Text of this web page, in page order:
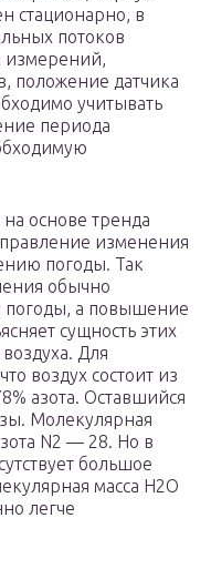
стационарно, в
потоков
измерений,
положение датчика
учитывать
периода
основе тренда
изменения
погоды. Так
обычно
погоды, а повышение
сущность этих
Для
воздух состоит из
азота. Оставшийся
Молекулярная
N2 — 28. Но в
большое
масса H2O
легче